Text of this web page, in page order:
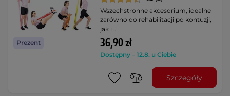
Prezent
Wszechstronne akcesorium, idealne
zarówno do rehabilitacji po kontuzji,
jak i …
36,90 zł
Dostępny – 12.8. u Ciebie
Szczegóły